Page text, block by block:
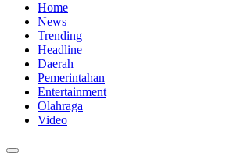
Home
News
Trending
Headline
Daerah
Pemerintahan
Entertainment
Olahraga
Video